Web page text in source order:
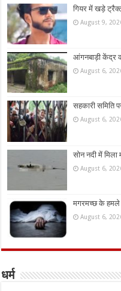
गियर में खड़े
August 9,
आंगनबाड़ी केंद्र
August 6,
सहकारी समिति
August 6,
सोन नदी में
August 6,
मगरमच्छ के हमले
August 6,
धर्म